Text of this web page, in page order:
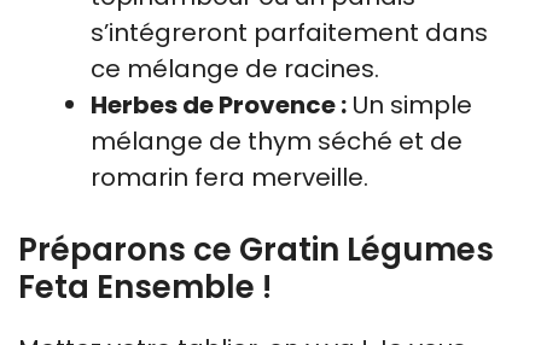
s’intégreront parfaitement dans
ce mélange de racines.
Herbes de Provence : Un simple
mélange de thym séché et de
romarin fera merveille.
Préparons ce Gratin Légumes
Feta Ensemble !